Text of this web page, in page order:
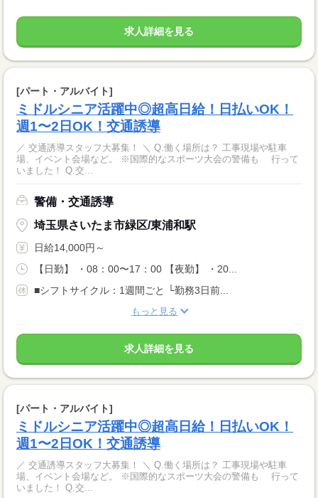
求人詳細を見る
[パート・アルバイト]
ミドルシニア活躍中◎超高日給！日払いOK！
週1〜2日OK！交通誘導
／ 交通誘導スタッフ大募集！ ＼ Q.働く場所は？ 工事現場や駐車
場、イベント会場など。 ※国際的なスポーツ大会の警備も 行って
いました！ Q.交...
警備・交通誘導
埼玉県さいたま市緑区/東浦和駅
日給14,000円～
【日勤】 ・08：00〜17：00 【夜勤】 ・20...
■シフトサイクル：1週間ごと └勤務3日前...
もっと見る
求人詳細を見る
[パート・アルバイト]
ミドルシニア活躍中◎超高日給！日払いOK！
週1〜2日OK！交通誘導
／ 交通誘導スタッフ大募集！ ＼ Q.働く場所は？ 工事現場や駐車
場、イベント会場など。 ※国際的なスポーツ大会の警備も 行って
いました！ Q.交...